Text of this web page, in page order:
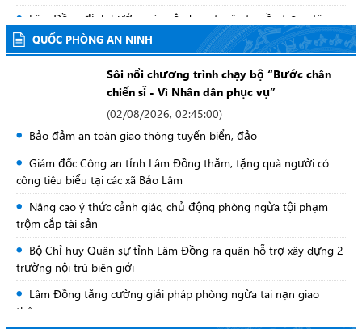
Lâm Đồng định hướng các nội dung tuyên truyền trọng tâm
trong tháng 8/2026
thống văn bản quy phạm pháp luật
kỹ năng số cho cán bộ, công chức, viên chức và người lao động
Đẩy mạnh phong trào thi đua hỗ trợ doanh nghiệp phát triển
bằng khoa học, công nghệ và đổi mới sáng tạo
Hội thảo “Liên kết Nhà nước - Nhà trường - Doanh nghiệp
trong nghiên cứu khoa học, phát triển công nghệ, đổi mới sáng
tạo và phát triển hệ sinh thái đổi mới sáng tạo”
QUỐC PHÒNG AN NINH
Sôi nổi chương trình chạy bộ “Bước chân
chiến sĩ - Vì Nhân dân phục vụ”
(02/08/2026, 02:45:00)
Bảo đảm an toàn giao thông tuyến biển, đảo
Giám đốc Công an tỉnh Lâm Đồng thăm, tặng quà người có
công tiêu biểu tại các xã Bảo Lâm
Nâng cao ý thức cảnh giác, chủ động phòng ngừa tội phạm
trộm cắp tài sản
Bộ Chỉ huy Quân sự tỉnh Lâm Đồng ra quân hỗ trợ xây dựng 2
trường nội trú biên giới
Lâm Đồng tăng cường giải pháp phòng ngừa tai nạn giao
thông